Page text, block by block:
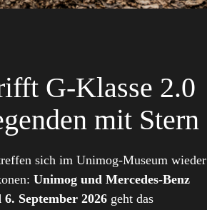
G-Klasse 2.0
mit Stern
sich im Unimog-Museum wieder
Unimog und Mercedes-Benz
6. September 2026 geht das